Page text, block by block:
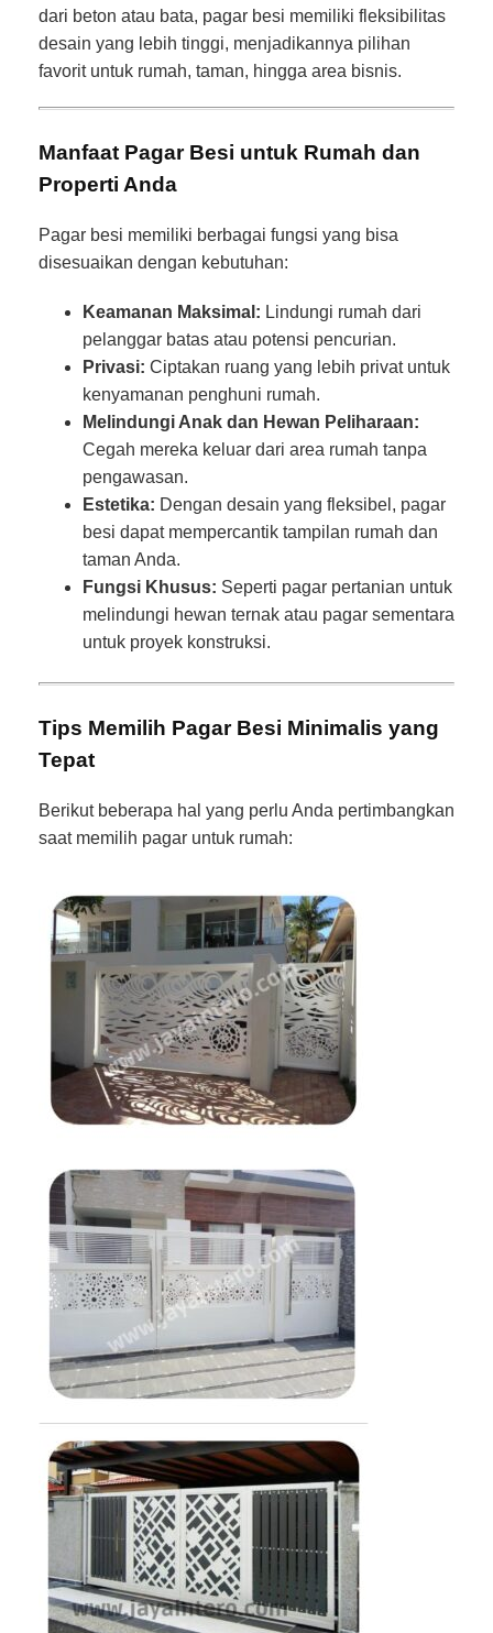
dari beton atau bata, pagar besi memiliki fleksibilitas
desain yang lebih tinggi, menjadikannya pilihan
favorit untuk rumah, taman, hingga area bisnis.
Manfaat Pagar Besi untuk Rumah dan
Properti Anda
Pagar besi memiliki berbagai fungsi yang bisa
disesuaikan dengan kebutuhan:
Keamanan Maksimal: Lindungi rumah dari
pelanggar batas atau potensi pencurian.
Privasi: Ciptakan ruang yang lebih privat untuk
kenyamanan penghuni rumah.
Melindungi Anak dan Hewan Peliharaan:
Cegah mereka keluar dari area rumah tanpa
pengawasan.
Estetika: Dengan desain yang fleksibel, pagar
besi dapat mempercantik tampilan rumah dan
taman Anda.
Fungsi Khusus: Seperti pagar pertanian untuk
melindungi hewan ternak atau pagar sementara
untuk proyek konstruksi.
Tips Memilih Pagar Besi Minimalis yang
Tepat
Berikut beberapa hal yang perlu Anda pertimbangkan
saat memilih pagar untuk rumah: